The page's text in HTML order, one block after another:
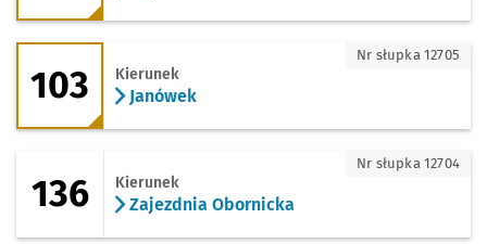
103 - kierunek Janówek
103 Kierunek
Janówek
Nr słupka 12705
136 - kierunek Zajezdnia Obornicka
136 Kierunek
Zajezdnia Obornicka
Nr słupka 12704